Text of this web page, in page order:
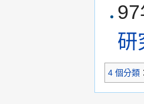
97
研
4 個分類 ：